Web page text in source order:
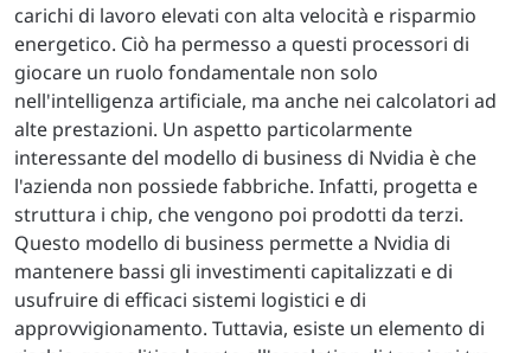
carichi di lavoro elevati con alta velocità e risparmio
energetico. Ciò ha permesso a questi processori di
giocare un ruolo fondamentale non solo
nell'intelligenza artificiale, ma anche nei calcolatori ad
alte prestazioni. Un aspetto particolarmente
interessante del modello di business di Nvidia è che
l'azienda non possiede fabbriche. Infatti, progetta e
struttura i chip, che vengono poi prodotti da terzi.
Questo modello di business permette a Nvidia di
mantenere bassi gli investimenti capitalizzati e di
usufruire di efficaci sistemi logistici e di
approvvigionamento. Tuttavia, esiste un elemento di